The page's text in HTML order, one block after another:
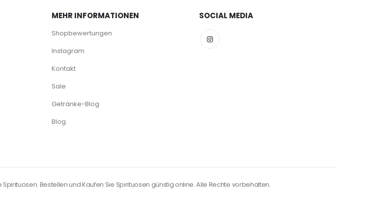
MEHR INFORMATIONEN
Shopbewertungen
Instagram
Kontakt
Sale
Getränke-Blog
Blog
SOCIAL MEDIA
Bestellen und Kaufen Sie Spirituosen günstig online. Alle Rechte vorbehalten.